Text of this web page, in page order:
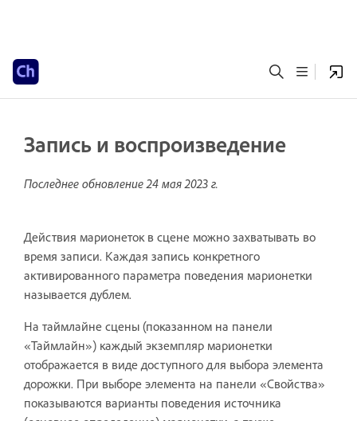
Запись и воспроизведение
Последнее обновление24 мая 2023 г.
Действия марионеток в сцене можно захватывать во
время записи. Каждая запись конкретного
активированного параметра поведения марионетки
называется дублем.
На таймлайне сцены (показанном на панели
«Таймлайн») каждый экземпляр марионетки
отображается в виде доступного для выбора элемента
дорожки. При выборе элемента на панели «Свойства»
показываются варианты поведения источника